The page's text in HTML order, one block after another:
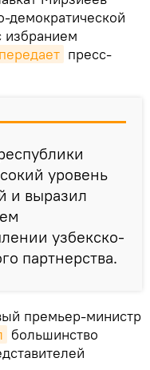
демократической
избранием
передает пресс-
уровень
и выразил
узбекско-
партнерства.
премьер-министр
большинство